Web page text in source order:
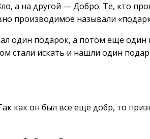
а на другой — Добро. Те, кто
производимое называли
один подарок, а потом еще один
стали искать и нашли один
как он был все еще добр, то